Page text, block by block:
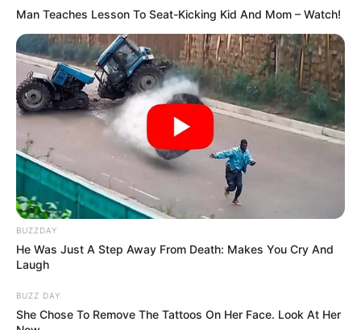
TOVÁBBI LEHETŐSÉGEK
OK, ELFOGADOM